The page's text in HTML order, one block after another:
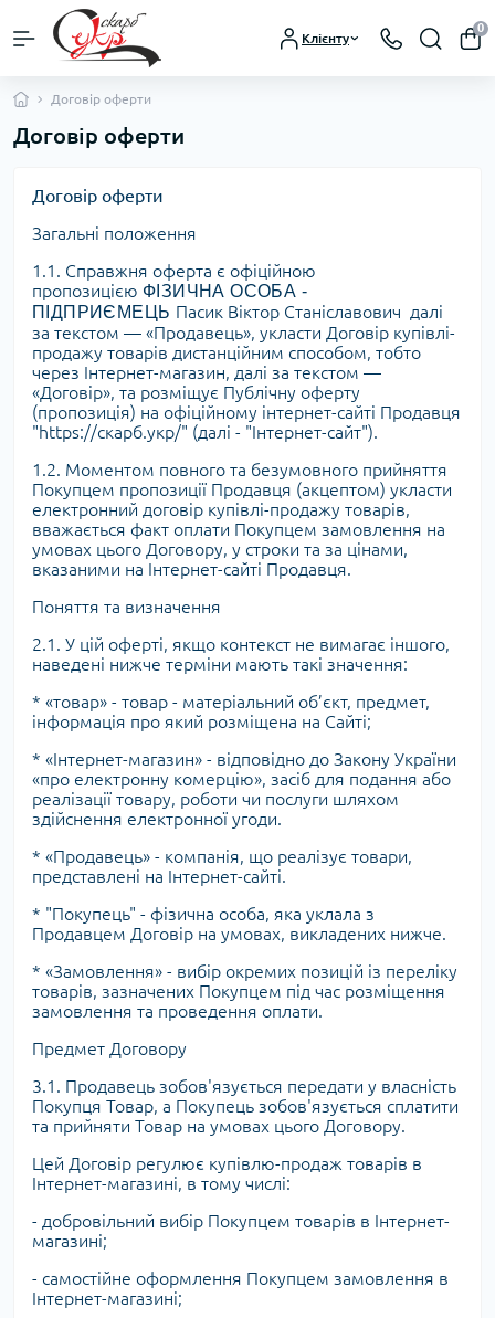
Клієнту
0
Договір оферти
Договір оферти
Договір оферти
Загальні положення
1.1. Справжня оферта є офіційною
пропозицією ФІЗИЧНА ОСОБА -
ПІДПРИЄМЕЦЬ Пасик Віктор Станіславович далі
за текстом — «Продавець», укласти Договір купівлі-
продажу товарів дистанційним способом, тобто
через Інтернет-магазин, далі за текстом —
«Договір», та розміщує Публічну оферту
(пропозиція) на офіційному інтернет-сайті Продавця
"https://скарб.укр/" (далі - "Інтернет-сайт").
1.2. Моментом повного та безумовного прийняття
Покупцем пропозиції Продавця (акцептом) укласти
електронний договір купівлі-продажу товарів,
вважається факт оплати Покупцем замовлення на
умовах цього Договору, у строки та за цінами,
вказаними на Інтернет-сайті Продавця.
Поняття та визначення
2.1. У цій оферті, якщо контекст не вимагає іншого,
наведені нижче терміни мають такі значення:
* «товар» - товар - матеріальний об’єкт, предмет,
інформація про який розміщена на Сайті;
* «Інтернет-магазин» - відповідно до Закону України
«про електронну комерцію», засіб для подання або
реалізації товару, роботи чи послуги шляхом
здійснення електронної угоди.
* «Продавець» - компанія, що реалізує товари,
представлені на Інтернет-сайті.
* "Покупець" - фізична особа, яка уклала з
Продавцем Договір на умовах, викладених нижче.
* «Замовлення» - вибір окремих позицій із переліку
товарів, зазначених Покупцем під час розміщення
замовлення та проведення оплати.
Предмет Договору
3.1. Продавець зобов'язується передати у власність
Покупця Товар, а Покупець зобов'язується сплатити
та прийняти Товар на умовах цього Договору.
Цей Договір регулює купівлю-продаж товарів в
Інтернет-магазині, в тому числі:
- добровільний вибір Покупцем товарів в Інтернет-
магазині;
- самостійне оформлення Покупцем замовлення в
Інтернет-магазині;